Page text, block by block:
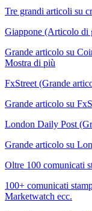
Tre grandi articoli su
Giappone (Articolo di
Grande articolo su
Mostra di più
FxStreet (Grande
Grande articolo su
London Daily Post
Grande articolo su
Oltre 100 comunicati
100+ comunicati
Marketwatch ecc.